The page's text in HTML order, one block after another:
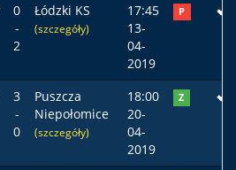
0
-
2
Łódzki KS
(szczegóły)
17:45
13-
04-
2019
P
3
-
0
Puszcza
Niepołomice
(szczegóły)
18:00
20-
04-
2019
Z